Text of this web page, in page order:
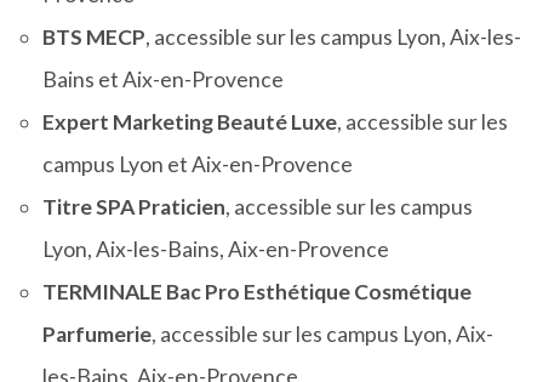
BTS MECP, accessible sur les campus Lyon, Aix-les-
Bains et Aix-en-Provence
Expert Marketing Beauté Luxe, accessible sur les
campus Lyon et Aix-en-Provence
Titre SPA Praticien, accessible sur les campus
Lyon, Aix-les-Bains, Aix-en-Provence
TERMINALE Bac Pro Esthétique Cosmétique
Parfumerie, accessible sur les campus Lyon, Aix-
les-Bains, Aix-en-Provence